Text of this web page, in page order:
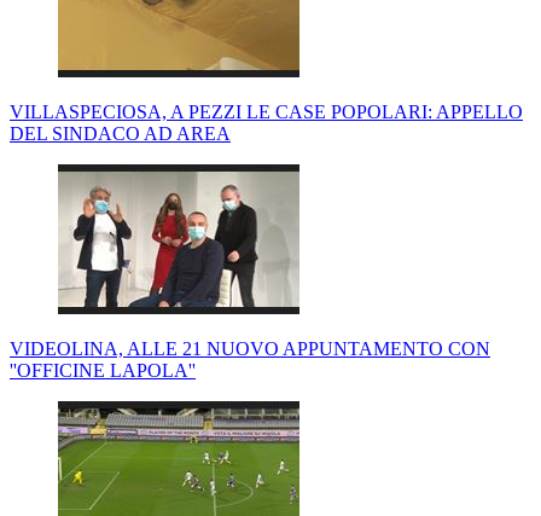
VILLASPECIOSA, A PEZZI LE CASE POPOLARI: APPELLO
DEL SINDACO AD AREA
VIDEOLINA, ALLE 21 NUOVO APPUNTAMENTO CON
''OFFICINE LAPOLA''